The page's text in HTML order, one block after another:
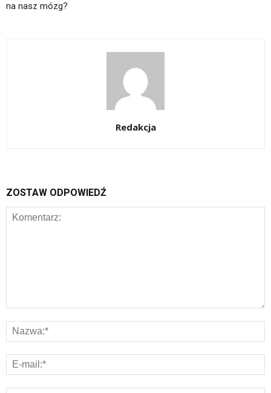
na nasz mózg?
Redakcja
ZOSTAW ODPOWIEDŹ